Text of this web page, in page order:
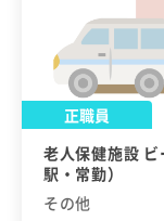
正職員
老人保健施設
駅・常勤）
その他